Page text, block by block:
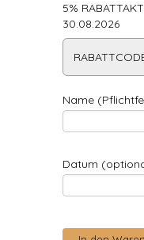
5%
30.08.2026
Name
Datum